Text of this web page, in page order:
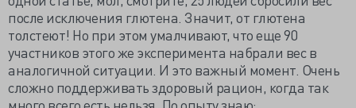
после исключения глютена. Значит, от глютена
толстеют! Но при этом умалчивают, что еще 90
участников этого же эксперимента набрали вес в
аналогичной ситуации. И это важный момент. Очень
сложно поддерживать здоровый рацион, когда так
много всего есть нельзя. По опыту знаю: